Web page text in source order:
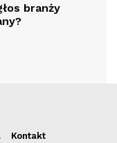
branży
Kontakt